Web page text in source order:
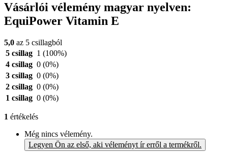
Vásárlói vélemény magyar nyelven:
EquiPower Vitamin E
5,0 az 5 csillagból
5 csillag 1 (100%)
4 csillag 0 (0%)
3 csillag 0 (0%)
2 csillag 0 (0%)
1 csillag 0 (0%)
1 értékelés
Még nincs vélemény.
Legyen Ön az első, aki véleményt ír erről a termékről.